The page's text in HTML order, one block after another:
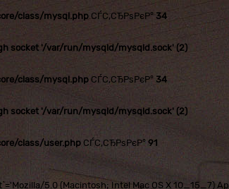
class/mysql.php СЃС‚СЂРѕРєР° 34
socket '/var/run/mysqld/mysqld.sock' (2)
class/mysql.php СЃС‚СЂРѕРєР° 34
socket '/var/run/mysqld/mysqld.sock' (2)
class/user.php СЃС‚СЂРѕРєР° 91
5.0 (Macintosh; Intel Mac OS X 10_15_7)